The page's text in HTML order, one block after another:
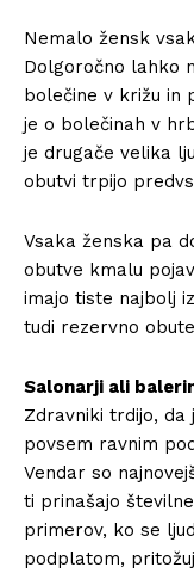
Nemalo žensk
Dolgoročno lahko
bolečine v križu in
je o bolečinah v
je drugače velika
obutvi trpijo
Vsaka ženska pa
obutve kmalu
imajo tiste najbolj
tudi rezervno
Salonarji ali
Zdravniki trdijo, da
povsem ravnim
Vendar so
ti prinašajo
primerov, ko se
podplatom,